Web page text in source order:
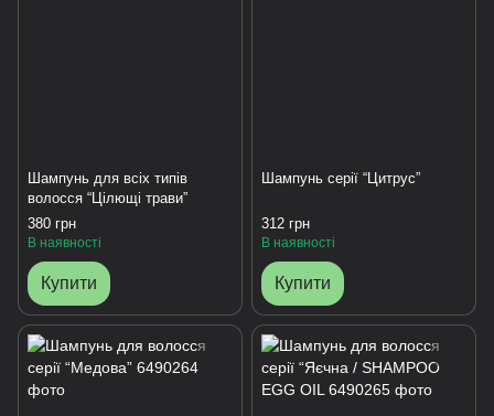
Шампунь для всіх типів
волосся “Цілющі трави”
380 грн
В наявності
Купити
Шампунь серії “Цитрус”
312 грн
В наявності
Купити